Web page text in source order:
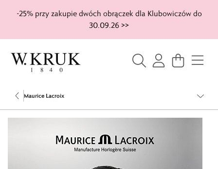
-25% przy zakupie dwóch obrączek dla Klubowiczów do
30.09.26 >>
Maurice Lacroix